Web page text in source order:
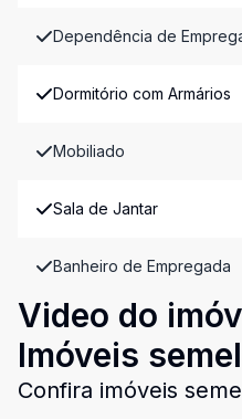
Dependência de
Dormitório com Armários
Mobiliado
Sala de Jantar
Banheiro de Empregada
Video do
Imóveis
Confira imóveis